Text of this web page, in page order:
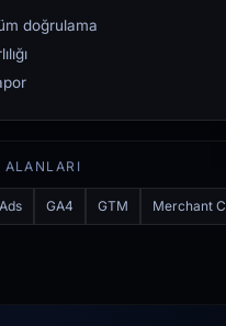
doğrulama
GA4 GTM Merchant